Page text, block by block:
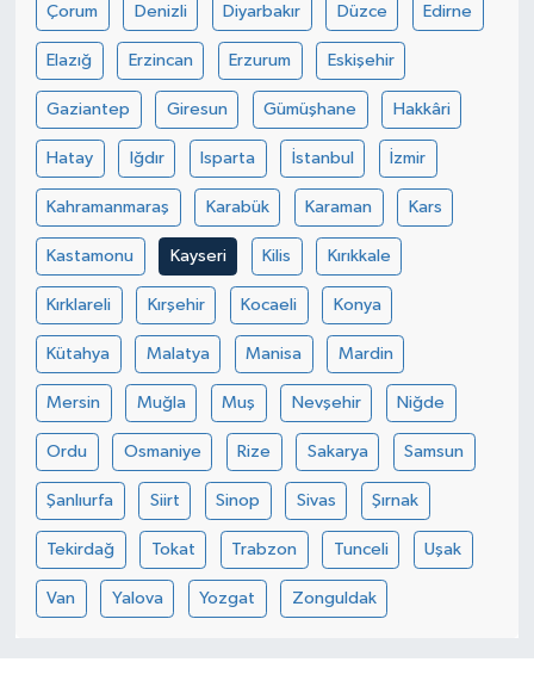
Çorum Denizli Diyarbakır Düzce Edirne
Elazığ Erzincan Erzurum Eskişehir
Gaziantep Giresun Gümüşhane Hakkâri
Hatay Iğdır Isparta İstanbul İzmir
Kahramanmaraş Karabük Karaman Kars
Kastamonu Kayseri Kilis Kırıkkale
Kırklareli Kırşehir Kocaeli Konya
Kütahya Malatya Manisa Mardin
Mersin Muğla Muş Nevşehir Niğde
Ordu Osmaniye Rize Sakarya Samsun
Şanlıurfa Siirt Sinop Sivas Şırnak
Tekirdağ Tokat Trabzon Tunceli Uşak
Van Yalova Yozgat Zonguldak